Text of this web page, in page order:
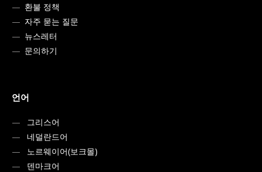
환불 정책
자주 묻는 질문
뉴스레터
문의하기
언어
그리스어
네덜란드어
노르웨이어(보크몰)
덴마크어